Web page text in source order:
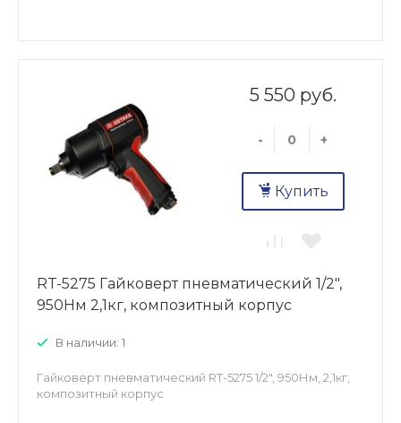
5 550 руб.
- +
Купить
RT-5275 Гайковерт пневматический 1/2",
950Нм 2,1кг, композитный корпус
В наличии: 1
Гайковерт пневматический RT-5275 1/2", 950Нм, 2,1кг,
композитный корпус